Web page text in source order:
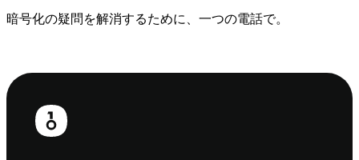
暗号化の疑問を解消するために、一つの電話で。
フ